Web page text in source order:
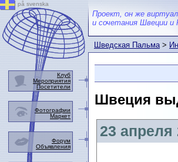
Проект, он же
и сочетания Швеции и
Шведская Пальма>
Швеция
23 апреля
på svenska
Клуб
Мероприятия
Посетители
Фотографии
Маркет
Форум
Объявления